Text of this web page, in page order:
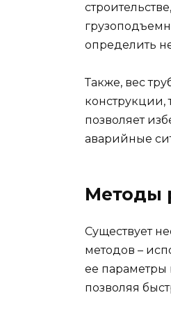
определить
Также, вес
конструкции,
позволяет
аварийные
Методы
Существует
методов –
ее параметры
позволяя